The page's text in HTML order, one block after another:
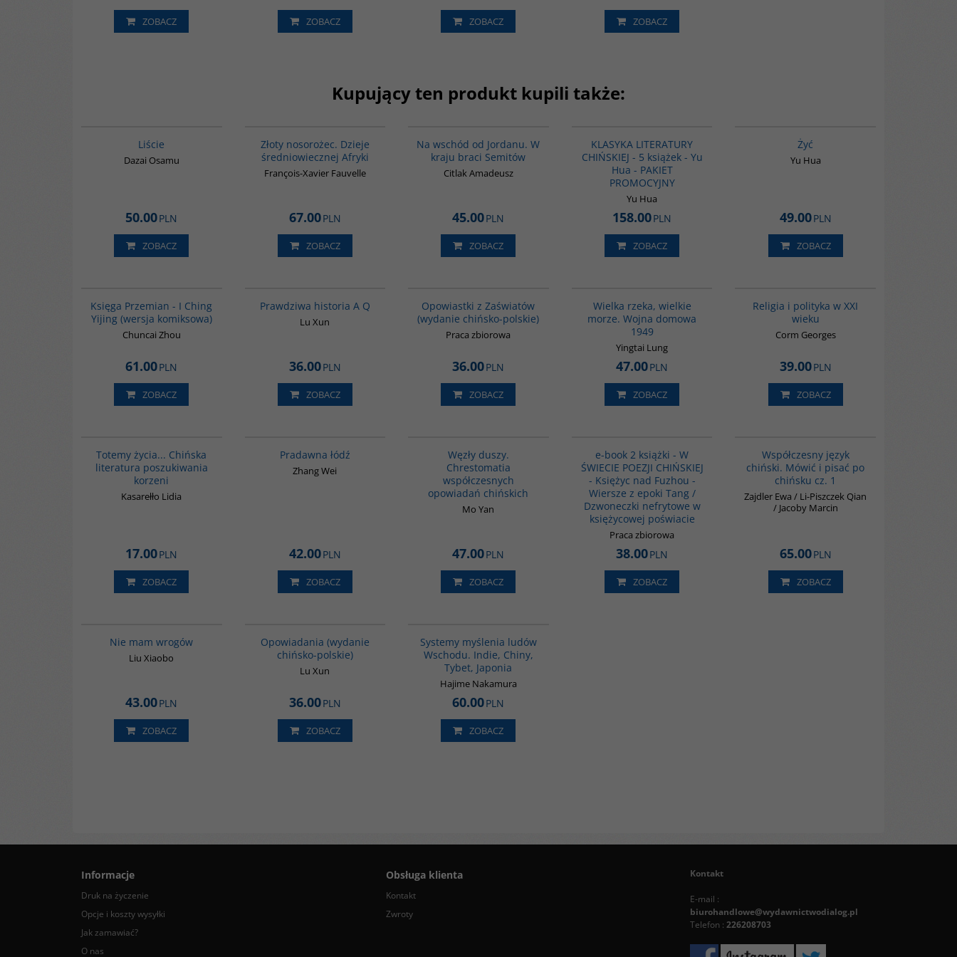
ZOBACZ ZOBACZ ZOBACZ ZOBACZ
Kupujący ten produkt kupili także:
Liście
Dazai Osamu
50.00PLN
ZOBACZ
Złoty nosorożec. Dzieje
średniowiecznej Afryki
François-Xavier Fauvelle
67.00PLN
ZOBACZ
Na wschód od Jordanu. W
kraju braci Semitów
Citlak Amadeusz
45.00PLN
ZOBACZ
KLASYKA LITERATURY
CHIŃSKIEJ - 5 książek - Yu
Hua - PAKIET
PROMOCYJNY
Yu Hua
158.00PLN
ZOBACZ
Żyć
Yu Hua
49.00PLN
ZOBACZ
Księga Przemian - I Ching
Yijing (wersja komiksowa)
Chuncai Zhou
61.00PLN
ZOBACZ
Prawdziwa historia A Q
Lu Xun
36.00PLN
ZOBACZ
Opowiastki z Zaświatów
(wydanie chińsko-polskie)
Praca zbiorowa
36.00PLN
ZOBACZ
Wielka rzeka, wielkie
morze. Wojna domowa
1949
Yingtai Lung
47.00PLN
ZOBACZ
Religia i polityka w XXI
wieku
Corm Georges
39.00PLN
ZOBACZ
Totemy życia... Chińska
literatura poszukiwania
korzeni
Kasarełło Lidia
17.00PLN
ZOBACZ
Pradawna łódź
Zhang Wei
42.00PLN
ZOBACZ
Węzły duszy.
Chrestomatia
współczesnych
opowiadań chińskich
Mo Yan
47.00PLN
ZOBACZ
e-book 2 książki - W
ŚWIECIE POEZJI CHIŃSKIEJ
- Księżyc nad Fuzhou -
Wiersze z epoki Tang /
Dzwoneczki nefrytowe w
księżycowej poświacie
Praca zbiorowa
38.00PLN
ZOBACZ
Współczesny język
chiński. Mówić i pisać po
chińsku cz. 1
Zajdler Ewa / Li-Piszczek Qian
/ Jacoby Marcin
65.00PLN
ZOBACZ
Nie mam wrogów
Liu Xiaobo
43.00PLN
ZOBACZ
Opowiadania (wydanie
chińsko-polskie)
Lu Xun
36.00PLN
ZOBACZ
Systemy myślenia ludów
Wschodu. Indie, Chiny,
Tybet, Japonia
Hajime Nakamura
60.00PLN
ZOBACZ
Informacje
Druk na życzenie
Opcje i koszty wysyłki
Jak zamawiać?
O nas
Obsługa klienta
Kontakt
Zwroty
Kontakt
E-mail :
biurohandlowe@wydawnictwodialog.pl
Telefon : 226208703